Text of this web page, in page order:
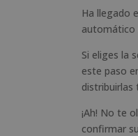
Ha llegado
automático
Si eliges la
este paso
distribuirlas
¡Ah! No te
confirmar